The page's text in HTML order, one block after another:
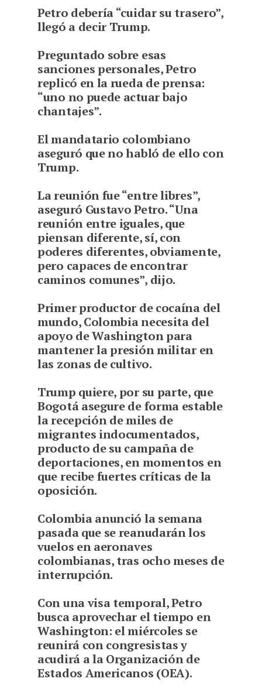
Petro debería “cuidar su trasero”,
llegó a decir Trump.
Preguntado sobre esas
sanciones personales, Petro
replicó en la rueda de prensa:
“uno no puede actuar bajo
chantajes”.
El mandatario colombiano
aseguró que no habló de ello con
Trump.
La reunión fue “entre libres”,
aseguró Gustavo Petro. “Una
reunión entre iguales, que
piensan diferente, sí, con
poderes diferentes, obviamente,
pero capaces de encontrar
caminos comunes”, dijo.
Primer productor de cocaína del
mundo, Colombia necesita del
apoyo de Washington para
mantener la presión militar en
las zonas de cultivo.
Trump quiere, por su parte, que
Bogotá asegure de forma estable
la recepción de miles de
migrantes indocumentados,
producto de su campaña de
deportaciones, en momentos en
que recibe fuertes críticas de la
oposición.
Colombia anunció la semana
pasada que se reanudarán los
vuelos en aeronaves
colombianas, tras ocho meses de
interrupción.
Con una visa temporal, Petro
busca aprovechar el tiempo en
Washington: el miércoles se
reunirá con congresistas y
acudirá a la Organización de
Estados Americanos (OEA).